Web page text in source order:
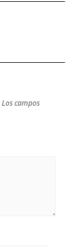
Los campos